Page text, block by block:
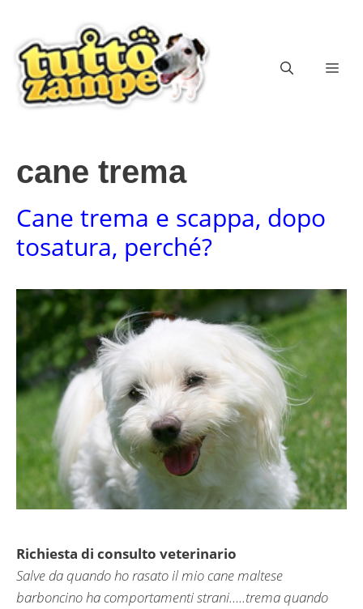
contenuto
cane trema
Cane trema e scappa, dopo
tosatura, perché?
Richiesta di consulto veterinario
Salve da quando ho rasato il mio cane maltese
barboncino ha comportamenti strani…..trema quando